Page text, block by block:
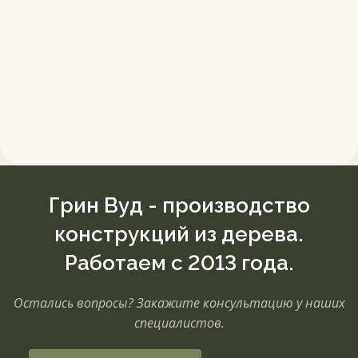
Грин Вуд - производство
конструкций из дерева.
Работаем с 2013 года.
Остались вопросы? Закажите консультацию у наших
специалистов.